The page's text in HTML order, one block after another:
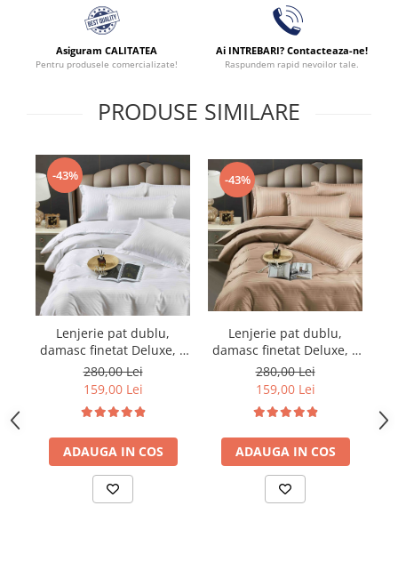
Asiguram CALITATEA
Pentru produsele comercializate!
Ai INTREBARI? Contacteaza-ne!
Raspundem rapid nevoilor tale.
PRODUSE SIMILARE
-43%
Lenjerie pat dublu,
damasc finetat Deluxe, 6
piese, cearceaf pat cu
elastic, Alb
280,00 Lei
159,00 Lei
ADAUGA IN COS
-43%
Lenjerie pat dublu,
damasc finetat Deluxe, 6
piese, cearceaf pat cu
elastic, Maro
280,00 Lei
159,00 Lei
ADAUGA IN COS